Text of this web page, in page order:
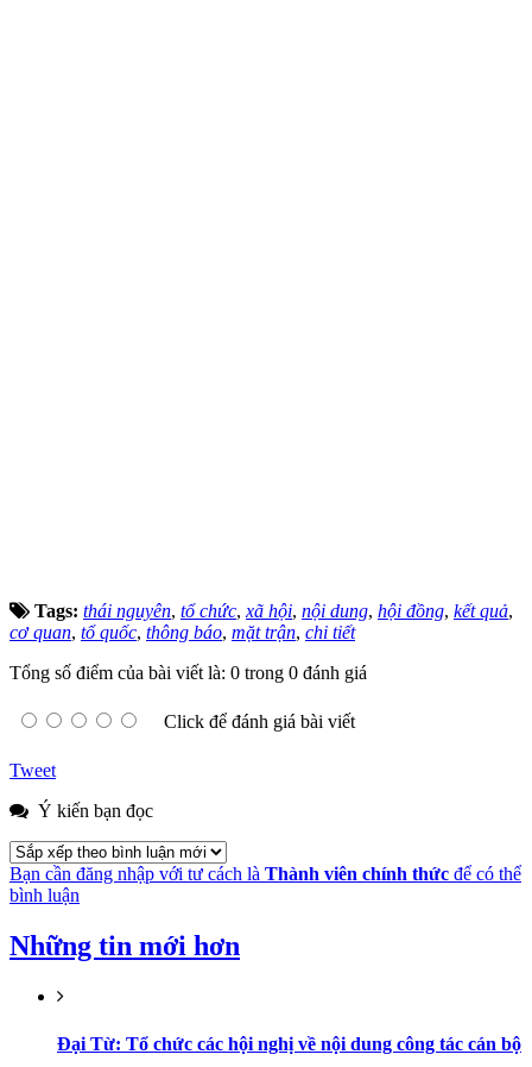
Tags: thái nguyên, tổ chức,xã hội, nội dung, hội đồng, kết quả,
cơ quan, tổ quốc, thông báo, mặt trận, chi tiết
Tổng số điểm của bài viết là: 0 trong 0 đánh giá
Click để đánh giá bài viết
Tweet
Ý kiến bạn đọc
Bạn cần đăng nhập với tư cách là Thành viên chính thức để có thể
bình luận
Những tin mới hơn
Đại Từ: Tổ chức các hội nghị về nội dung công tác cán bộ